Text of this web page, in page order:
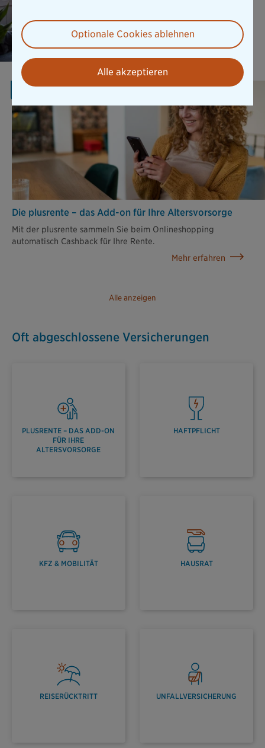
Alle anzeigen
AKTION
Die plusrente – das Add-on für Ihre Altersvorsorge
Mit der plusrente sammeln Sie beim Onlineshopping
automatisch Cashback für Ihre Rente.
Mehr erfahren
Oft abgeschlossene Versicherungen
PLUSRENTE – DAS ADD-ON
FÜR IHRE
ALTERSVORSORGE
HAFTPFLICHT
KFZ & MOBILITÄT HAUSRAT
REISERÜCKTRITT UNFALLVERSICHERUNG
Optionale Cookies ablehnen
Alle akzeptieren